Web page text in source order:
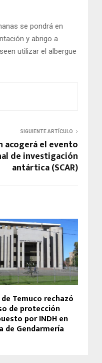
se pondrá en
y abrigo a
utilizar el albergue
SIGUIENTE ARTÍCULO
acogerá el evento
de investigación
antártica (SCAR)
Temuco rechazó
de protección
por INDH en
de Gendarmería